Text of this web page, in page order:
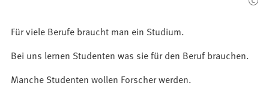
Für viele Berufe braucht man ein Studium.
Bei uns lernen Studenten was sie für den Beruf brauchen.
Manche Studenten wollen Forscher werden.